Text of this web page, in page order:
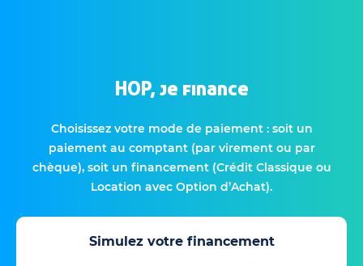
HOP, je finance
Choisissez votre mode de paiement : soit un
paiement au comptant (par virement ou par
chèque), soit un financement (Crédit Classique ou
Location avec Option d’Achat).
Simulez votre financement